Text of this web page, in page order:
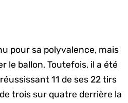
pour sa polyvalence, mais
le ballon. Toutefois, il a été
11 de ses 22 tirs
trois sur quatre derrière la